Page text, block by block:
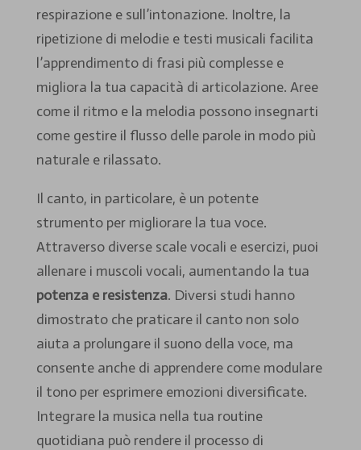
respirazione e sull’intonazione. Inoltre, la
ripetizione di melodie e testi musicali facilita
l’apprendimento di frasi più complesse e
migliora la tua capacità di articolazione. Aree
come il ritmo e la melodia possono insegnarti
come gestire il flusso delle parole in modo più
naturale e rilassato.
Il canto, in particolare, è un potente
strumento per migliorare la tua voce.
Attraverso diverse scale vocali e esercizi, puoi
allenare i muscoli vocali, aumentando la tua
potenza e resistenza. Diversi studi hanno
dimostrato che praticare il canto non solo
aiuta a prolungare il suono della voce, ma
consente anche di apprendere come modulare
il tono per esprimere emozioni diversificate.
Integrare la musica nella tua routine
quotidiana può rendere il processo di